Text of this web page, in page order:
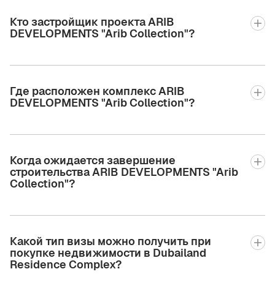
Кто застройщик проекта ARIB
DEVELOPMENTS "Arib Collection"?
Где расположен комплекс ARIB
DEVELOPMENTS "Arib Collection"?
Когда ожидается завершение
строительства ARIB DEVELOPMENTS "Arib
Collection"?
Какой тип визы можно получить при
покупке недвижимости в Dubailand
Residence Complex?